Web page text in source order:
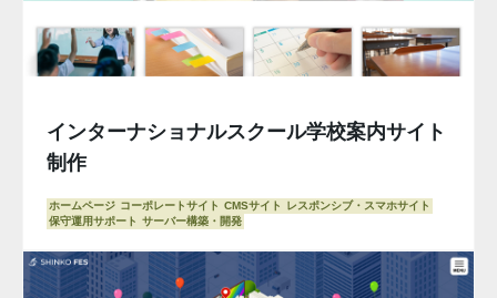
インターナショナルスクール学校案内サイト
制作
ホームページ コーポレートサイト CMSサイト
レスポンシブ・スマホサイト
保守運用サポート サーバー構築・開発